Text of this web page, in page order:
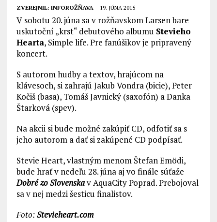
ZVEREJNIL: INFOROŽŇAVA 19. JÚNA 2015
V sobotu 20. júna sa v rožňavskom Larsen bare
uskutoční „krst“ debutového albumu Stevieho
Hearta, Simple life. Pre fanúšikov je pripravený
koncert.
S autorom hudby a textov, hrajúcom na
klávesoch, si zahrajú Jakub Vondra (bicie), Peter
Kočiš (basa), Tomáš Javnický (saxofón) a Danka
Štarková (spev).
Na akcii si bude možné zakúpiť CD, odfotiť sa s
jeho autorom a dať si zakúpené CD podpísať.
Stevie Heart, vlastným menom Štefan Emödi,
bude hrať v nedeľu 28. júna aj vo finále súťaže
Dobré zo Slovenskav AquaCity Poprad. Prebojoval
sa v nej medzi šesticu finalistov.
Foto:Stevieheart.com